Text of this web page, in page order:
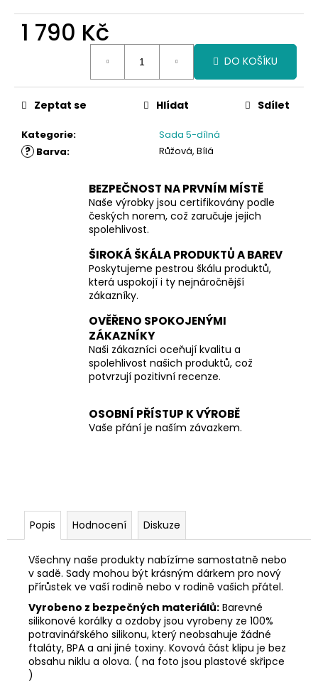
1 790 Kč
DO KOŠÍKU
Kategorie: Sada 5-dílná
? Barva: Růžová, Bílá
Zeptat se Hlídat Sdílet
BEZPEČNOST NA PRVNÍM MÍSTĚ
Naše výrobky jsou certifikovány podle
českých norem, což zaručuje jejich
spolehlivost.
ŠIROKÁ ŠKÁLA PRODUKTŮ A BAREV
Poskytujeme pestrou škálu produktů,
která uspokojí i ty nejnáročnější
zákazníky.
OVĚŘENO SPOKOJENÝMI
ZÁKAZNÍKY
Naši zákazníci oceňují kvalitu a
spolehlivost našich produktů, což
potvrzují pozitivní recenze.
OSOBNÍ PŘÍSTUP K VÝROBĚ
Vaše přání je naším závazkem.
Popis Hodnocení Diskuze
Všechny naše produkty nabízíme samostatně nebo
v sadě. Sady mohou být krásným dárkem pro nový
přírůstek ve vaší rodině nebo v rodině vašich přátel.
Vyrobeno z bezpečných materiálů: Barevné
silikonové korálky a ozdoby jsou vyrobeny ze 100%
potravinářského silikonu, který neobsahuje žádné
ftaláty, BPA a ani jiné toxiny. Kovová část klipu je bez
obsahu niklu a olova. ( na foto jsou plastové skřipce
)